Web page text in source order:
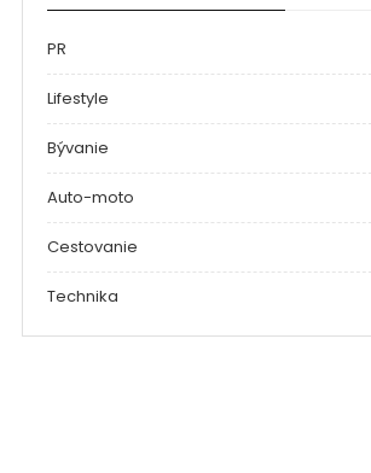
PR
Lifestyle
Bývanie
Auto-moto
Cestovanie
Technika